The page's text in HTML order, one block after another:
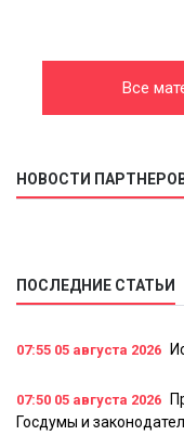
Все
НОВОСТИ
ПОСЛЕДНИЕ СТАТЬИ
07:55 05 августа 2026
07:50 05 августа 2026
Госдумы и